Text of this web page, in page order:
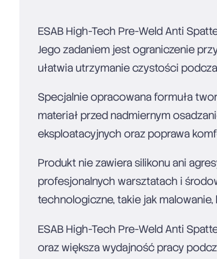
ESAB High-Tech Pre-Weld Anti
Jego zadaniem jest ograniczenie
ułatwia utrzymanie czystości
Specjalnie opracowana formuła
materiał przed nadmiernym
eksploatacyjnych oraz poprawa
Produkt nie zawiera silikonu ani
profesjonalnych warsztatach i
technologiczne, takie jak
ESAB High-Tech Pre-Weld Anti
oraz większa wydajność pracy